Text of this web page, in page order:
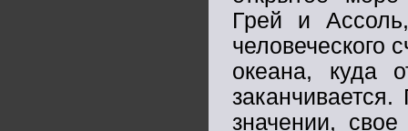
Грей и
человеческого
океана, куда
значении,